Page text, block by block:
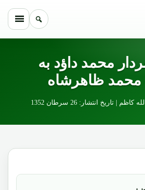
محمد داؤد به
محمد ظاهرشاه
| تاریخ انتشار: 26 سرطان 1352